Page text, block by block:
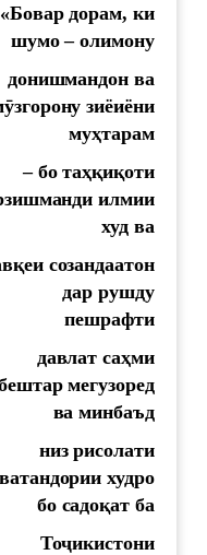
«Бовар дорам, ки
шумо – олимону
донишмандон ва
ӯзгорону зиёиёни
муҳтарам
– бо таҳқиқоти
и илмии
худ ва
қеи созандаатон
дар рушду
пешрафти
давлат саҳми
мегузоред
ва минбаъд
низ рисолати
ватандории худро
бо садоқат ба
Тоҷикистони